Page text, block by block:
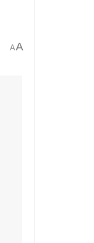
AA